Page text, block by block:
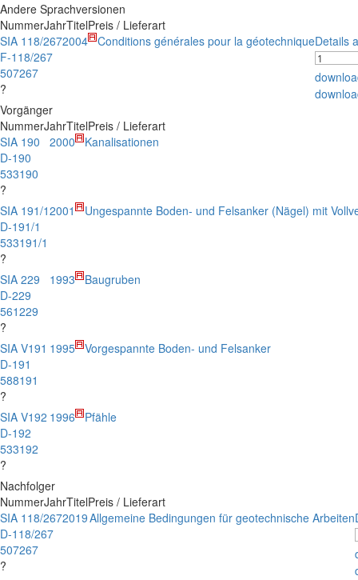
Andere Sprachversionen
NummerJahrTitelPreis / Lieferart
SIA 118/267
F-118/267
507267
?
2004 Conditions générales pour la géotechniqueDetails
Vorgänger
NummerJahrTitelPreis / Lieferart
SIA 190
D-190
533190
?
2000 Kanalisationen
SIA 191/1
D-191/1
533191/1
?
2001 Ungespannte Boden- und Felsanker (Nägel) mit
SIA 229
D-229
561229
?
1993 Baugruben
SIA V191
D-191
588191
?
1995 Vorgespannte Boden- und Felsanker
SIA V192
D-192
533192
?
1996 Pfähle
Nachfolger
NummerJahrTitelPreis / Lieferart
SIA 118/267
D-118/267
507267
?
2019Allgemeine Bedingungen für geotechnische Arbeiten